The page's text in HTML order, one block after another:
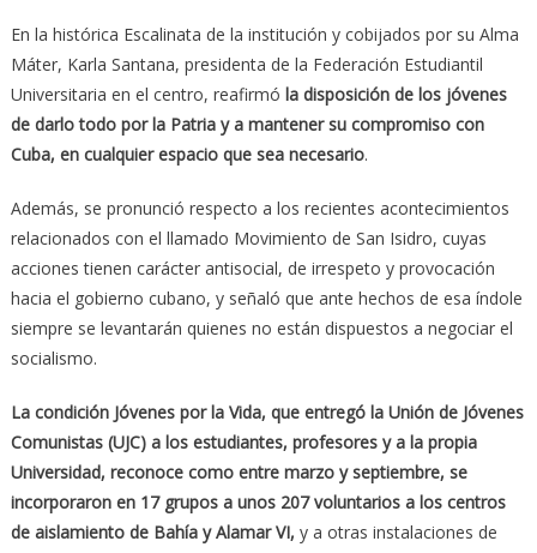
En la histórica Escalinata de la institución y cobijados por su Alma
Máter, Karla Santana, presidenta de la Federación Estudiantil
Universitaria en el centro, reafirmó la disposición de los jóvenes
de darlo todo por la Patria y a mantener su compromiso con
Cuba, en cualquier espacio que sea necesario.
Además, se pronunció respecto a los recientes acontecimientos
relacionados con el llamado Movimiento de San Isidro, cuyas
acciones tienen carácter antisocial, de irrespeto y provocación
hacia el gobierno cubano, y señaló que ante hechos de esa índole
siempre se levantarán quienes no están dispuestos a negociar el
socialismo.
La condición Jóvenes por la Vida, que entregó la Unión de Jóvenes
Comunistas (UJC) a los estudiantes, profesores y a la propia
Universidad, reconoce como entre marzo y septiembre, se
incorporaron en 17 grupos a unos 207 voluntarios a los centros
de aislamiento de Bahía y Alamar VI, y a otras instalaciones de